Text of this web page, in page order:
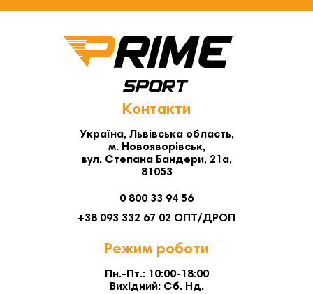
Контакти
Україна, Львівська область,
м. Новояворівськ,
вул. Степана Бандери, 21а,
81053
0 800 33 94 56
+38 093 332 67 02 ОПТ/ДРОП
Режим роботи
Пн.-Пт.: 10:00-18:00
Вихідний: Сб. Нд.